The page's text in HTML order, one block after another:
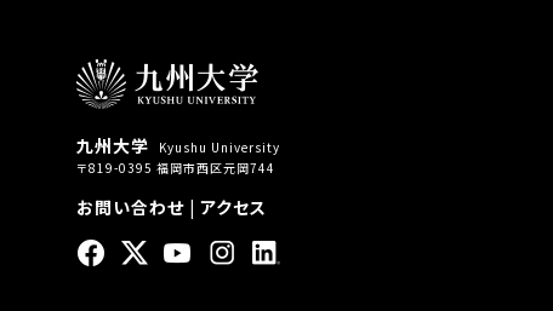
九州大学
Kyushu University
〒819-0395 福岡市西区元岡744
お問い合わせ |アクセス